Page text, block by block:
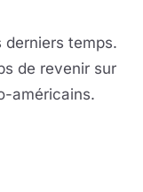
temps.
de revenir sur
américains.